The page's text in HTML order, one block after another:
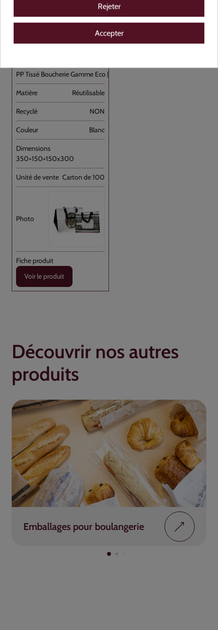
262465
PP Tissé Boucherie Gamme Eco [...]
Réutilisable
NON
Blanc
350+150+150x300
Carton de 100
Voir le produit
Découvrir nos autres
produits
Emballages pour boulangerie
Rejeter
Accepter